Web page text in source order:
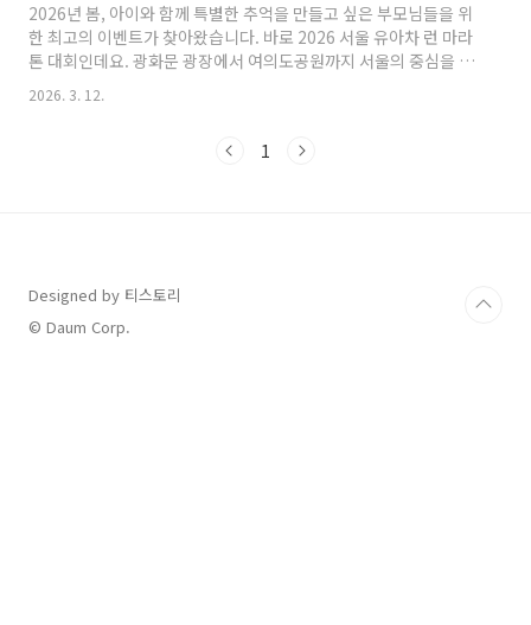
2026년 봄, 아이와 함께 특별한 추억을 만들고 싶은 부모님들을 위
한 최고의 이벤트가 찾아왔습니다. 바로 2026 서울 유아차 런 마라
톤 대회인데요. 광화문 광장에서 여의도공원까지 서울의 중심을 아
이와 함께 달리는 이번 대회의 상세 일정과 참여 방법완벽하게 정리
해드릴게요. 2026 서울 유아차 런: 대회 개요 및 일정 안내"우리 아
초등학생 이하 아동을 동반한 가족들을 위해 마련된 축제의 장입니
2026. 3. 12.
1
Designed by 티스토리
© Daum Corp.